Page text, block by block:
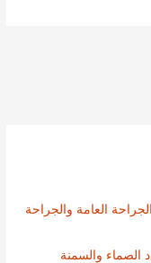
العامة والجراحة
الصماء والسمنة